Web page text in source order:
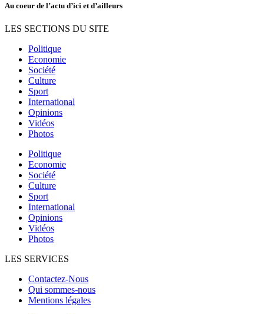
Au coeur de l’actu d’ici et d’ailleurs
LES SECTIONS DU SITE
Politique
Economie
Société
Culture
Sport
International
Opinions
Vidéos
Photos
Politique
Economie
Société
Culture
Sport
International
Opinions
Vidéos
Photos
LES SERVICES
Contactez-Nous
Qui sommes-nous
Mentions légales